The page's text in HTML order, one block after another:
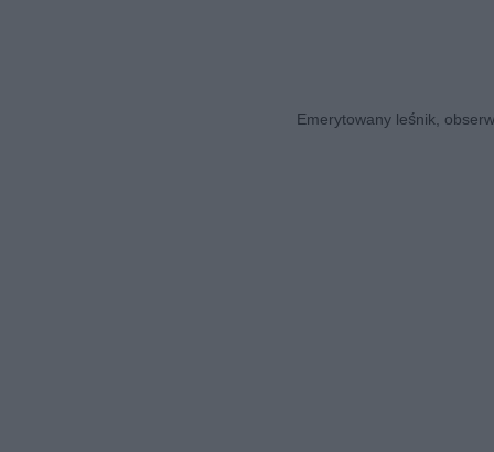
Emerytowany leśnik,